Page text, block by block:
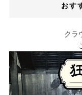
おす
クラ